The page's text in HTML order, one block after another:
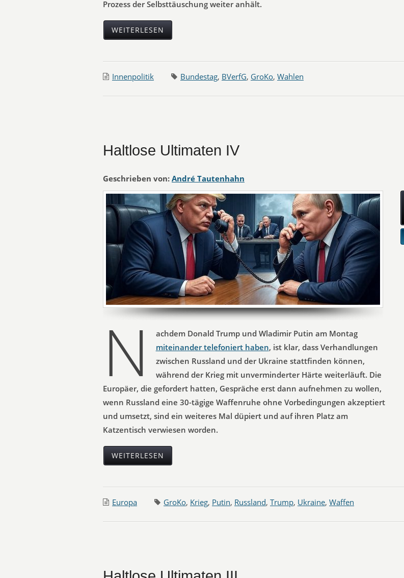
Prozess der Selbsttäuschung weiter anhält.
WEITERLESEN
Innenpolitik Bundestag, BVerfG, GroKo, Wahlen
Haltlose Ultimaten IV
Geschrieben von: André Tautenhahn
N
achdem Donald Trump und Wladimir Putin am Montag
miteinander telefoniert haben, ist klar, dass Verhandlungen
zwischen Russland und der Ukraine stattfinden können,
während der Krieg mit unverminderter Härte weiterläuft. Die
Europäer, die gefordert hatten, Gespräche erst dann aufnehmen zu wollen,
wenn Russland eine 30-tägige Waffenruhe ohne Vorbedingungen akzeptiert
und umsetzt, sind ein weiteres Mal düpiert und auf ihren Platz am
Katzentisch verwiesen worden.
WEITERLESEN
Europa GroKo, Krieg, Putin, Russland, Trump, Ukraine, Waffen